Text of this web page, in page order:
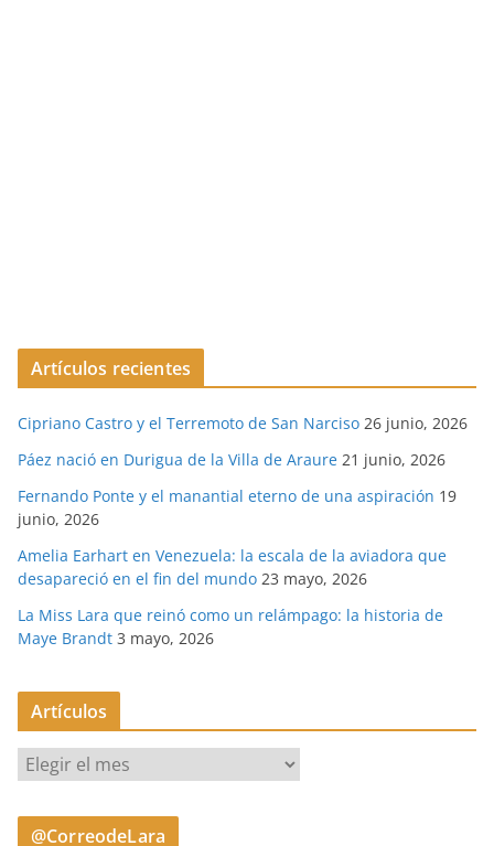
Artículos recientes
Cipriano Castro y el Terremoto de San Narciso 26 junio, 2026
Páez nació en Durigua de la Villa de Araure 21 junio, 2026
Fernando Ponte y el manantial eterno de una aspiración 19
junio, 2026
Amelia Earhart en Venezuela: la escala de la aviadora que
desapareció en el fin del mundo 23 mayo, 2026
La Miss Lara que reinó como un relámpago: la historia de
Maye Brandt 3 mayo, 2026
Artículos
r
t
@CorreodeLara